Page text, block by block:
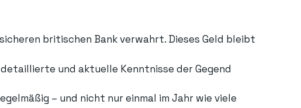
britischen Bank verwahrt. Dieses Geld bleibt
und aktuelle Kenntnisse der Gegend
– und nicht nur einmal im Jahr wie viele